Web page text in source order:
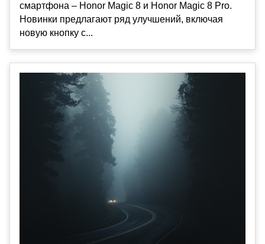
смартфона – Honor Magic 8 и Honor Magic 8 Pro.
Новинки предлагают ряд улучшений, включая
новую кнопку с...